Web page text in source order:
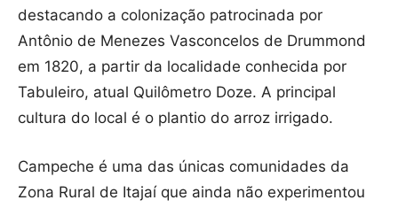
destacando a colonização patrocinada por
Antônio de Menezes Vasconcelos de Drummond
em 1820, a partir da localidade conhecida por
Tabuleiro, atual Quilômetro Doze. A principal
cultura do local é o plantio do arroz irrigado.
Campeche é uma das únicas comunidades da
Zona Rural de Itajaí que ainda não experimentou